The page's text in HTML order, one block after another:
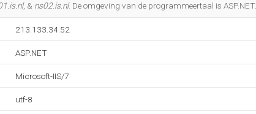
, & ns02.is.nl. De omgeving van de programmeertaal is ASP.NET.
213.133.34.52
ASP.NET
Microsoft-IIS/7
utf-8